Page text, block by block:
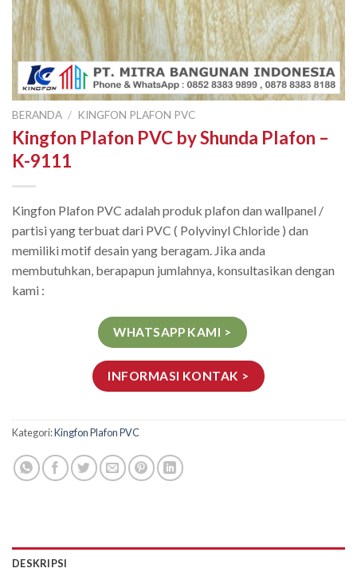
BERANDA / KINGFON PLAFON PVC
Kingfon Plafon PVC by Shunda Plafon –
K-9111
Kingfon Plafon PVC adalah produk plafon dan wallpanel /
partisi yang terbuat dari PVC ( Polyvinyl Chloride ) dan
memiliki motif desain yang beragam. Jika anda
membutuhkan, berapapun jumlahnya, konsultasikan dengan
kami :
WHATSAPP KAMI >
INFORMASI KONTAK >
Kategori:Kingfon Plafon PVC
DESKRIPSI